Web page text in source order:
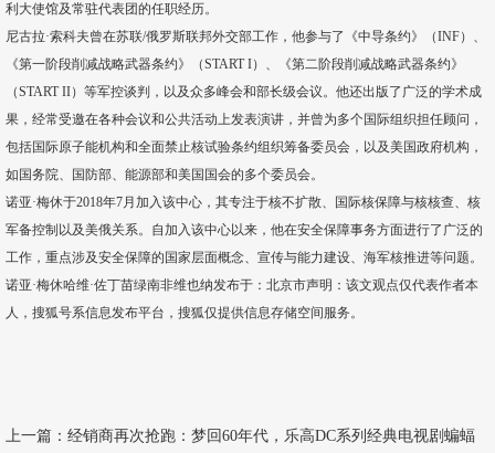
利大使馆及常驻代表团的任职经历。
尼古拉·索科夫曾在苏联/俄罗斯联邦外交部工作，他参与了《中导条约》（INF）、
《第一阶段削减战略武器条约》（START I）、《第二阶段削减战略武器条约》
（START II）等军控谈判，以及众多峰会和部长级会议。他还出版了广泛的学术成
果，经常受邀在各种会议和公共活动上发表演讲，并曾为多个国际组织担任顾问，
包括国际原子能机构和全面禁止核试验条约组织筹备委员会，以及美国政府机构，
如国务院、国防部、能源部和美国国会的多个委员会。
诺亚·梅休于2018年7月加入该中心，其专注于核不扩散、国际核保障与核核查、核
军备控制以及美俄关系。自加入该中心以来，他在安全保障事务方面进行了广泛的
工作，重点涉及安全保障的国家层面概念、宣传与能力建设、海军核推进等问题。
诺亚·梅休哈维·佐丁苗绿南非维也纳发布于：北京市声明：该文观点仅代表作者本
人，搜狐号系信息发布平台，搜狐仅提供信息存储空间服务。
上一篇： 经销商再次抢跑：梦回60年代，乐高DC系列经典电视剧蝙蝠